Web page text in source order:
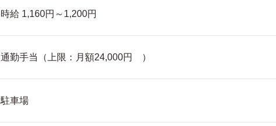
時給 1,160円～1,200円
通勤手当（上限：月額24,000円 ）
駐車場